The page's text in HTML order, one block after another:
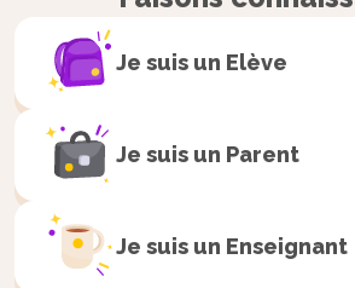
Je suis un Elève
Je suis un Parent
Je suis un Enseignant